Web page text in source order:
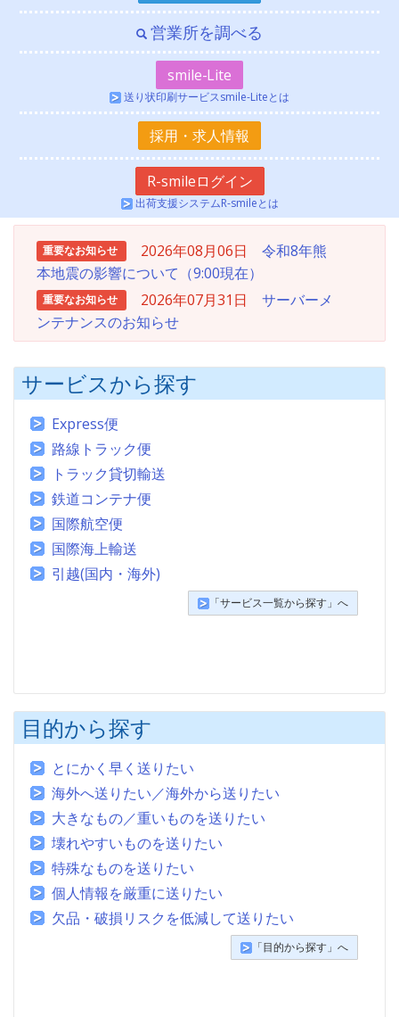
営業所を調べる
smile-Lite
送り状印刷サービスsmile-Liteとは
採用・求人情報
R-smileログイン
出荷支援システムR-smileとは
重要なお知らせ 2026年08月06日令和8年熊
本地震の影響について（9:00現在）
重要なお知らせ 2026年07月31日サーバーメ
ンテナンスのお知らせ
サービスから探す
Express便
路線トラック便
トラック貸切輸送
鉄道コンテナ便
国際航空便
国際海上輸送
引越(国内・海外)
「サービス一覧から探す」へ
目的から探す
とにかく早く送りたい
海外へ送りたい／海外から送りたい
大きなもの／重いものを送りたい
壊れやすいものを送りたい
特殊なものを送りたい
個人情報を厳重に送りたい
欠品・破損リスクを低減して送りたい
「目的から探す」へ